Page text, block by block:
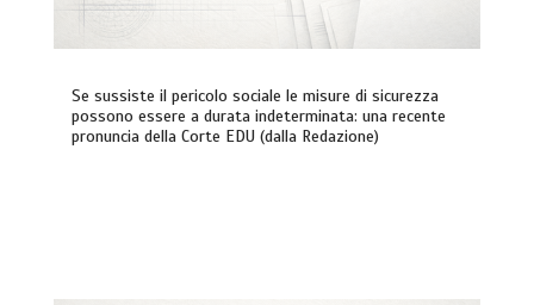
Se sussiste il pericolo sociale le misure di sicurezza
possono essere a durata indeterminata: una recente
pronuncia della Corte EDU (dalla Redazione)